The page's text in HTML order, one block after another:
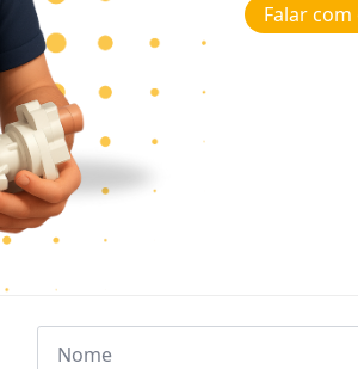
Falar com
Nome